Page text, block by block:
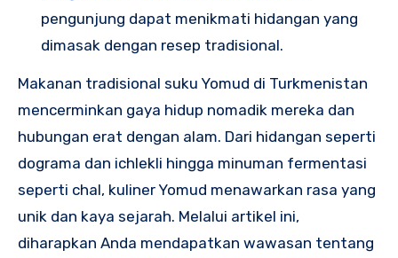
pengunjung dapat menikmati hidangan yang
dimasak dengan resep tradisional.
Makanan tradisional suku Yomud di Turkmenistan
mencerminkan gaya hidup nomadik mereka dan
hubungan erat dengan alam. Dari hidangan seperti
dograma dan ichlekli hingga minuman fermentasi
seperti chal, kuliner Yomud menawarkan rasa yang
unik dan kaya sejarah. Melalui artikel ini,
diharapkan Anda mendapatkan wawasan tentang